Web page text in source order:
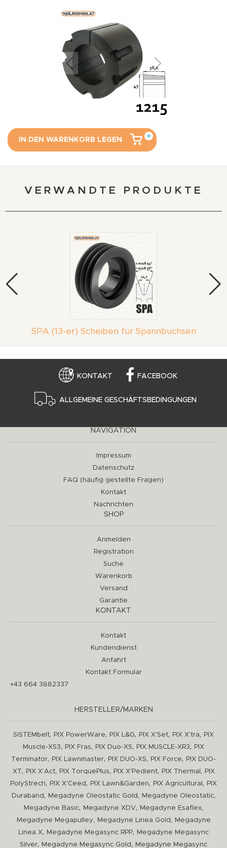
IN DEN WARENKORB LEGEN
VERWANDTE PRODUKTE
SPA (13-er) Scheiben für Spannbuchsen
KONTAKT FACEBOOK
ALLGEMEINE GESCHÄFTSBEDINGUNGEN
NAVIGATION
Impressum
Datenschutz
FAQ (häufig gestellte Fragen)
Kontakt
Nachrichten
SHOP
Anmelden
Registration
Suche
Warenkorb
Versand
Garantie
KONTAKT
Kontakt
Kundendienst
Anfahrt
Kontakt Formular
+43 664 3882337
HERSTELLER/MARKEN
SISTEMbelt, PIX PowerWare, PIX L&G, PIX X'Set, PIX X'tra,
PIX
Muscle-XS3, PIX Fras, PIX Duo-XS, PIX MUSCLE-XR3,
PIX
Terminator, PIX Lawnmaster, PIX DUO-XS, PIX Force,
PIX DUO-
XT, PIX X'Act, PIX TorquePlus, PIX X'Pedient, PIX Thermal ,
PIX
PolyStrech, PIX X'Ceed , PIX Lawn&Garden, PIX Agricultural ,
PIX
Duraband , Megadyne Oleostatic Gold , Megadyne Oleostatic,
Megadyne Basic, Megadyne XDV, Megadyne Esaflex,
Megadyne Megapulley, Megadyne Linea Gold ,
Megadyne
Linea X, Megadyne Megasync RPP,
Megadyne Megasync
Silver, Megadyne Megasync Gold , Megadyne Megasync